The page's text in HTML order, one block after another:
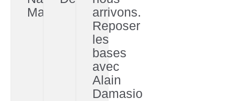
Martin
arrivons.
Reposer
les
bases
avec
Alain
Damasio